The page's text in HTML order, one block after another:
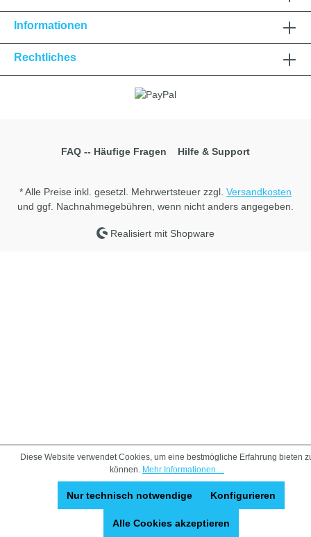
Informationen
Rechtliches
FAQ -- Häufige Fragen Hilfe & Support
* Alle Preise inkl. gesetzl. Mehrwertsteuer zzgl. Versandkosten
und ggf. Nachnahmegebühren, wenn nicht anders angegeben.
Realisiert mit Shopware
Diese Website verwendet Cookies, um eine bestmögliche Erfahrung bieten
können. Mehr Informationen ...
Nur technisch notwendige Konfigurieren
Alle Cookies akzeptieren